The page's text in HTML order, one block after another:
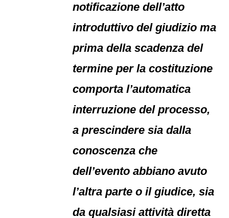
notificazione dell’atto
introduttivo del giudizio ma
prima della scadenza del
termine per la costituzione
comporta l’automatica
interruzione del processo,
a prescindere sia dalla
conoscenza che
dell’evento abbiano avuto
l’altra parte o il giudice, sia
da qualsiasi attività diretta